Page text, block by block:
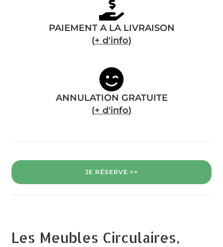
PAIEMENT A LA LIVRAISON
(+ d'info)
ANNULATION GRATUITE
(+ d'info)
JE RÉSERVE >>
Les Meubles Circulaires,